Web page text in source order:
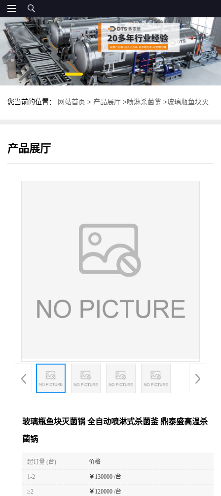
您当前的位置： 网站首页 > 产品展厅 >喷淋杀菌釜 >玻璃瓶鱼块灭
产品展厅
玻璃瓶鱼块灭菌锅 全自动喷淋式杀菌釜 鼎泰盛高温杀
菌锅
起订量 (台) 价格
1-2 ￥ 130000 /台
≥2 ￥ 120000 /台